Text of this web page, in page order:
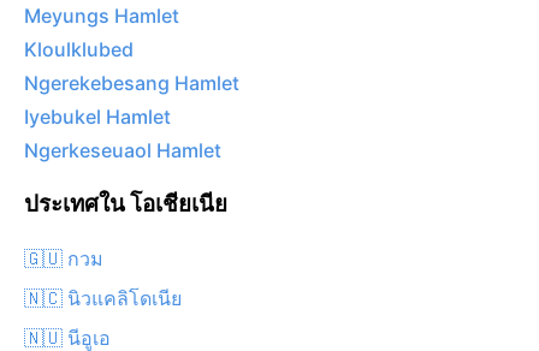
Meyungs Hamlet
Kloulklubed
Ngerekebesang Hamlet
Iyebukel Hamlet
Ngerkeseuaol Hamlet
ประเทศใน โอเชียเนีย
🇬🇺 กวม
🇳🇨 นิวแคลิโดเนีย
🇳🇺 นีอูเอ